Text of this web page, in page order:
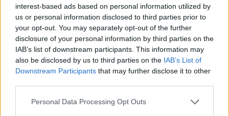
interest-based ads based on personal information utilized by
us or personal information disclosed to third parties prior to
your opt-out. You may separately opt-out of the further
disclosure of your personal information by third parties on the
IAB’s list of downstream participants. This information may
also be disclosed by us to third parties on the IAB’s List of
Downstream Participants that may further disclose it to other
Personal Data Processing Opt Outs